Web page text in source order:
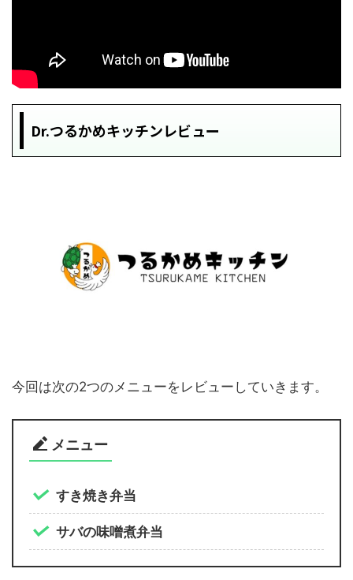
Dr.つるかめキッチンレビュー
今回は次の2つのメニューをレビューしていきます。
メニュー
すき焼き弁当
サバの味噌煮弁当